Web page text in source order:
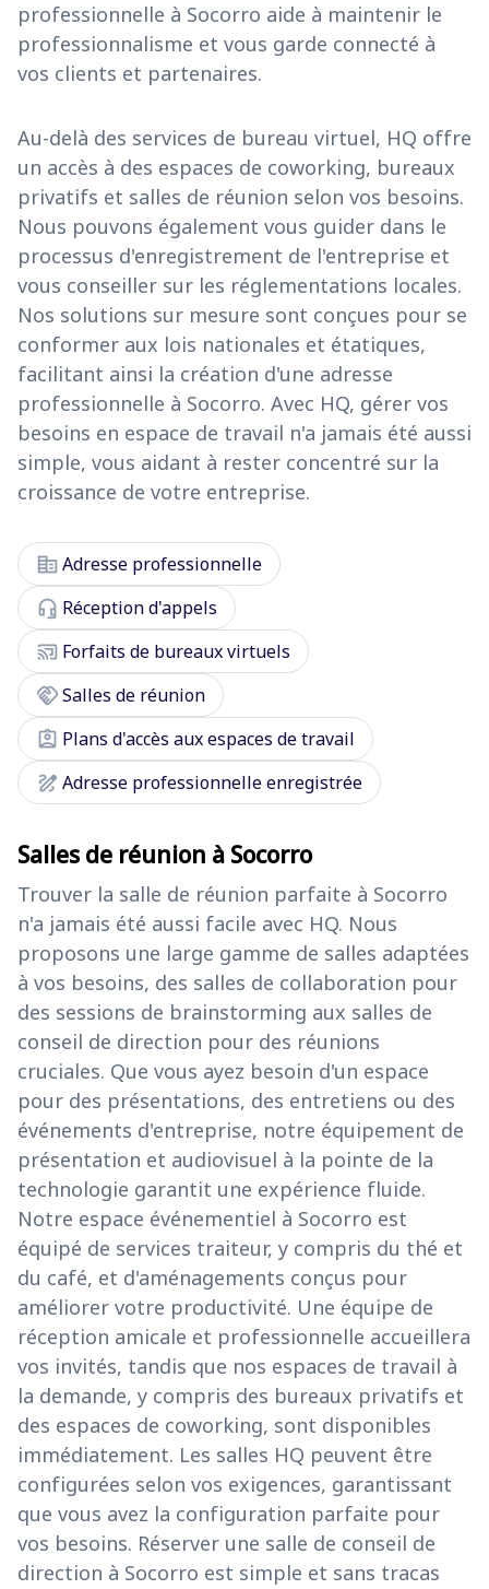
professionnelle à Socorro aide à maintenir le
professionnalisme et vous garde connecté à
vos clients et partenaires.
Au-delà des services de bureau virtuel, HQ offre
un accès à des espaces de coworking, bureaux
privatifs et salles de réunion selon vos besoins.
Nous pouvons également vous guider dans le
processus d'enregistrement de l'entreprise et
vous conseiller sur les réglementations locales.
Nos solutions sur mesure sont conçues pour se
conformer aux lois nationales et étatiques,
facilitant ainsi la création d'une adresse
professionnelle à Socorro. Avec HQ, gérer vos
besoins en espace de travail n'a jamais été aussi
simple, vous aidant à rester concentré sur la
croissance de votre entreprise.
corporate_fareAdresse professionnelle
headset_mic Réception d'appels
cast_connected Forfaits de bureaux virtuels
handshakeSalles de réunion
assignment_ind Plans d'accès aux espaces de travail
draw Adresse professionnelle enregistrée
Salles de réunion à Socorro
Trouver la salle de réunion parfaite à Socorro
n'a jamais été aussi facile avec HQ. Nous
proposons une large gamme de salles adaptées
à vos besoins, des salles de collaboration pour
des sessions de brainstorming aux salles de
conseil de direction pour des réunions
cruciales. Que vous ayez besoin d'un espace
pour des présentations, des entretiens ou des
événements d'entreprise, notre équipement de
présentation et audiovisuel à la pointe de la
technologie garantit une expérience fluide.
Notre espace événementiel à Socorro est
équipé de services traiteur, y compris du thé et
du café, et d'aménagements conçus pour
améliorer votre productivité. Une équipe de
réception amicale et professionnelle accueillera
vos invités, tandis que nos espaces de travail à
la demande, y compris des bureaux privatifs et
des espaces de coworking, sont disponibles
immédiatement. Les salles HQ peuvent être
configurées selon vos exigences, garantissant
que vous avez la configuration parfaite pour
vos besoins. Réserver une salle de conseil de
direction à Socorro est simple et sans tracas